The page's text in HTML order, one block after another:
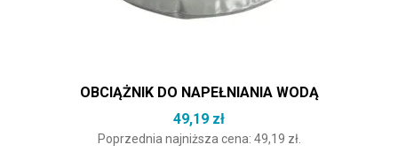
OBCIĄŻNIK DO NAPEŁNIANIA WODĄ
49,19 zł
Poprzednia najniższa cena: 49,19 zł.